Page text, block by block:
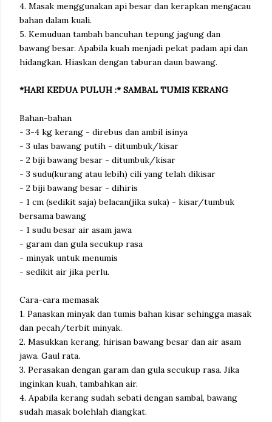
4. Masak menggunakan api besar dan kerapkan mengacau
bahan dalam kuali.
5. Kemuduan tambah bancuhan tepung jagung dan
bawang besar. Apabila kuah menjadi pekat padam api dan
hidangkan. Hiaskan dengan taburan daun bawang.
*HARI KEDUA PULUH :* SAMBAL TUMIS KERANG
Bahan-bahan
- 3-4 kg kerang - direbus dan ambil isinya
- 3 ulas bawang putih - ditumbuk/kisar
- 2 biji bawang besar - ditumbuk/kisar
- 3 sudu(kurang atau lebih) cili yang telah dikisar
- 2 biji bawang besar - dihiris
- 1 cm (sedikit saja) belacan(jika suka) - kisar/tumbuk
bersama bawang
- 1 sudu besar air asam jawa
- garam dan gula secukup rasa
- minyak untuk menumis
- sedikit air jika perlu.
Cara-cara memasak
1. Panaskan minyak dan tumis bahan kisar sehingga masak
dan pecah/terbit minyak.
2. Masukkan kerang, hirisan bawang besar dan air asam
jawa. Gaul rata.
3. Perasakan dengan garam dan gula secukup rasa. Jika
inginkan kuah, tambahkan air.
4. Apabila kerang sudah sebati dengan sambal, bawang
sudah masak bolehlah diangkat.